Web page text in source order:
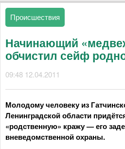
Происшествия
Начинающий
обчистил сейф
09:48 12.04.2011
Молодому человеку из
Ленинградской области
«родственную» кражу — его
вневедомственной охраны.